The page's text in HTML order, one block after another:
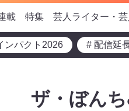
載 特集 芸人ライター・
ンパクト2026 # 配信延
ザ・ぼん